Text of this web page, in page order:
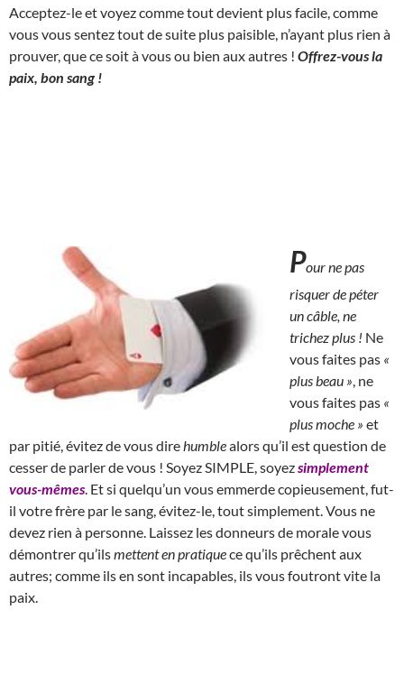
Acceptez-le et voyez comme tout devient plus facile, comme
vous vous sentez tout de suite plus paisible, n’ayant plus rien à
prouver, que ce soit à vous ou bien aux autres ! Offrez-vous la
paix, bon sang !
Pour ne pas
risquer de péter
un câble, ne
trichez plus ! Ne
vous faites pas «
plus beau », ne
vous faites pas «
plus moche » et
par pitié, évitez de vous direhumblealors qu’il est question de
cesser de parler de vous ! Soyez SIMPLE, soyezsimplement
vous-mêmes. Et si quelqu’un vous emmerde copieusement, fut-
il votre frère par le sang, évitez-le, tout simplement. Vous ne
devez rien à personne. Laissez les donneurs de morale vous
démontrer qu’ilsmettent en pratiquece qu’ils prêchent aux
autres; comme ils en sont incapables, ils vous foutront vite la
paix.